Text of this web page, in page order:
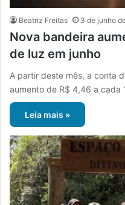
Beatriz Freitas 3 de junho
Nova bandeira
de luz em junho
A partir deste mês, a conta
aumento de R$ 4,46 a
Leia mais »